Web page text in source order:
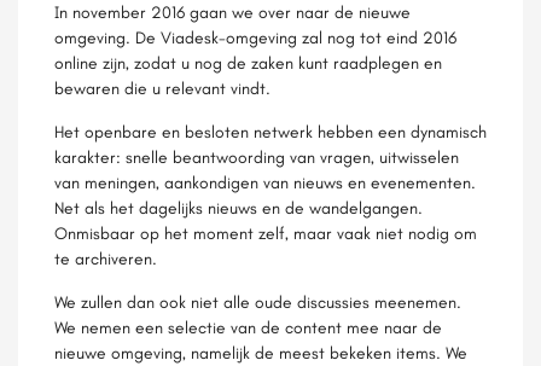
In november 2016 gaan we over naar de nieuwe
omgeving. De Viadesk-omgeving zal nog tot eind 2016
online zijn, zodat u nog de zaken kunt raadplegen en
bewaren die u relevant vindt.
Het openbare en besloten netwerk hebben een dynamisch
karakter: snelle beantwoording van vragen, uitwisselen
van meningen, aankondigen van nieuws en evenementen.
Net als het dagelijks nieuws en de wandelgangen.
Onmisbaar op het moment zelf, maar vaak niet nodig om
te archiveren.
We zullen dan ook niet alle oude discussies meenemen.
We nemen een selectie van de content mee naar de
nieuwe omgeving, namelijk de meest bekeken items. We